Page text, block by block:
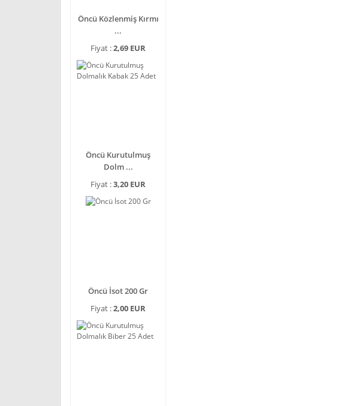
Öncü Közlenmiş Kırmı
...
Fiyat :2,69 EUR
Öncü Kurutulmuş
Dolm ...
Fiyat :3,20 EUR
Öncü İsot 200 Gr
Fiyat :2,00 EUR